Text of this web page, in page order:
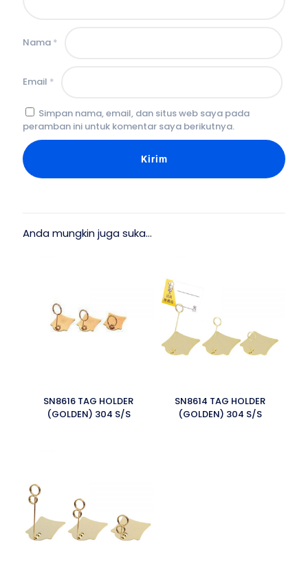
Nama *
Email *
Simpan nama, email, dan situs web saya pada
peramban ini untuk komentar saya berikutnya.
Anda mungkin juga suka…
SN8616 TAG HOLDER
(GOLDEN) 304 S/S
SN8614 TAG HOLDER
(GOLDEN) 304 S/S